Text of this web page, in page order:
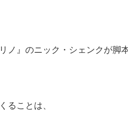
リノ』のニック・シェンクが
ることは、